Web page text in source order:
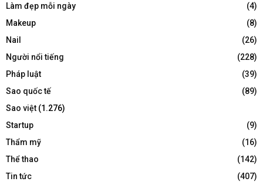
Làm đẹp mỗi ngày
(4)
Makeup
(8)
Nail
(26)
Người nổi tiếng
(228)
Pháp luật
(39)
Sao quốc tế
(89)
Sao việt (1.276)
Startup
(9)
Thẩm mỹ
(16)
Thể thao
(142)
Tin tức
(407)